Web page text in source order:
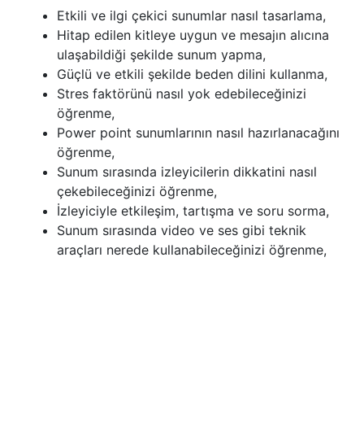
Etkili ve ilgi çekici sunumlar nasıl tasarlama,
Hitap edilen kitleye uygun ve mesajın alıcına
ulaşabildiği şekilde sunum yapma,
Güçlü ve etkili şekilde beden dilini kullanma,
Stres faktörünü nasıl yok edebileceğinizi
öğrenme,
Power point sunumlarının nasıl hazırlanacağını
öğrenme,
Sunum sırasında izleyicilerin dikkatini nasıl
çekebileceğinizi öğrenme,
İzleyiciyle etkileşim, tartışma ve soru sorma,
Sunum sırasında video ve ses gibi teknik
araçları nerede kullanabileceğinizi öğrenme,